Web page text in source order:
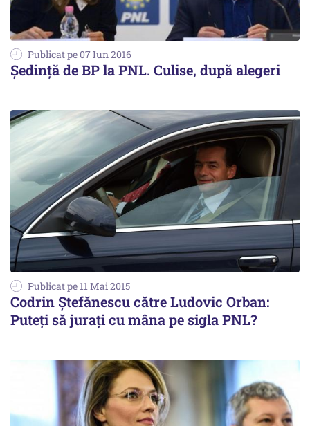
Publicat pe 07 Iun 2016
Ședință de BP la PNL. Culise, după alegeri
Publicat pe 11 Mai 2015
Codrin Ștefănescu către Ludovic Orban:
Puteți să jurați cu mâna pe sigla PNL?